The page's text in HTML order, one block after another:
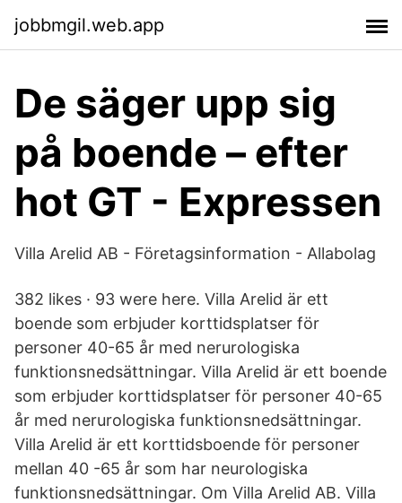
jobbmgil.web.app
De säger upp sig
på boende – efter
hot GT - Expressen
Villa Arelid AB - Företagsinformation - Allabolag
382 likes · 93 were here. Villa Arelid är ett
boende som erbjuder korttidsplatser för
personer 40-65 år med nerurologiska
funktionsnedsättningar. Villa Arelid är ett boende
som erbjuder korttidsplatser för personer 40-65
år med nerurologiska funktionsnedsättningar.
Villa Arelid är ett korttidsboende för personer
mellan 40 -65 år som har neurologiska
funktionsnedsättningar. Om Villa Arelid AB. Villa